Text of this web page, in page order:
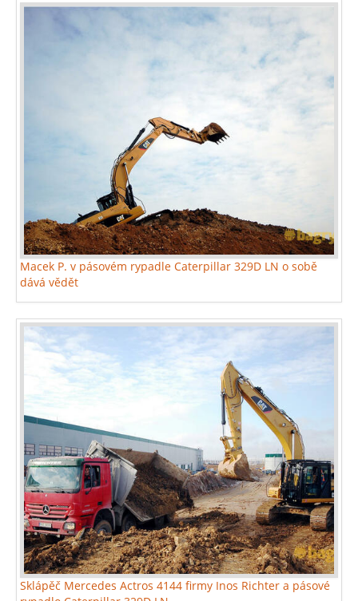
Macek P. v pásovém rypadle Caterpillar 329D LN o sobě
dává vědět
Sklápěč Mercedes Actros 4144 firmy Inos Richter a pásové